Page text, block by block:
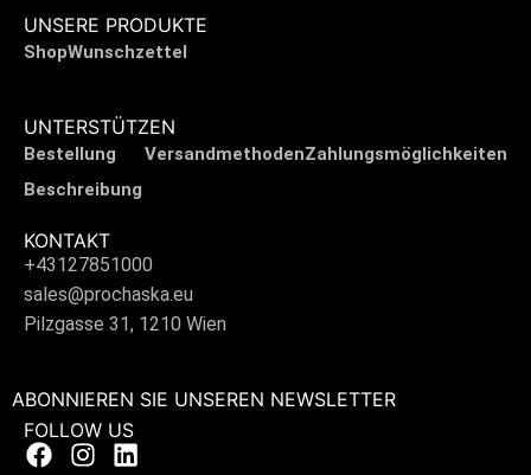
UNSERE PRODUKTE
ShopWunschzettel
UNTERSTÜTZEN
Bestellung
Beschreibung
VersandmethodenZahlungsmöglichkeiten
KONTAKT
+43127851000
sales@prochaska.eu
Pilzgasse 31, 1210 Wien
ABONNIEREN SIE UNSEREN NEWSLETTER
FOLLOW US